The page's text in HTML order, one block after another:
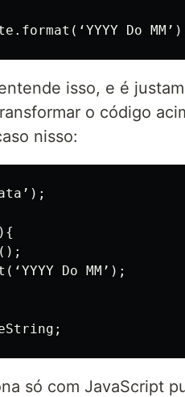
isso, e é
o código
nisso:
Do MM’);
só com JavaScript